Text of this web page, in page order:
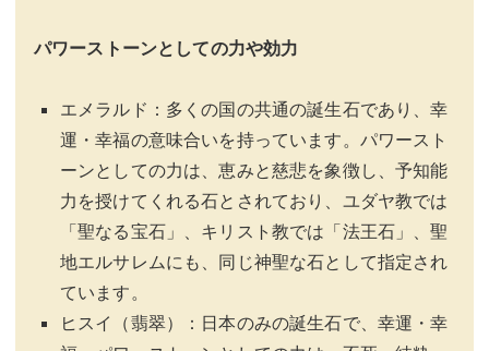
パワーストーンとしての力や効力
エメラルド：多くの国の共通の誕生石であり、幸
運・幸福の意味合いを持っています。パワースト
ーンとしての力は、恵みと慈悲を象徴し、予知能
力を授けてくれる石とされており、ユダヤ教では
「聖なる宝石」、キリスト教では「法王石」、聖
地エルサレムにも、同じ神聖な石として指定され
ています。
ヒスイ（翡翠）：日本のみの誕生石で、幸運・幸